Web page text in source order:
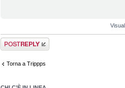
Rispondi al
messaggio
Torna a Trippps